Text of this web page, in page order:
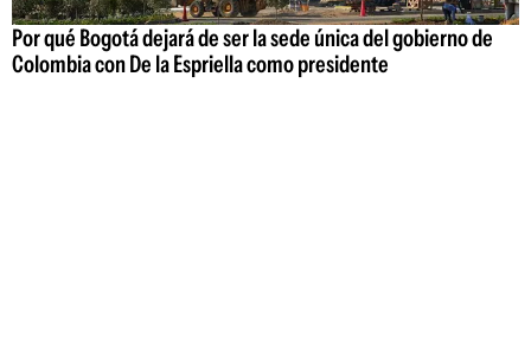
Por qué Bogotá dejará de ser la sede única del gobierno de
Colombia con De la Espriella como presidente